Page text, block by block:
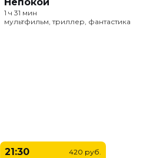
1 ч 31 мин
мультфильм, триллер, фантастика
21:30
420 руб.